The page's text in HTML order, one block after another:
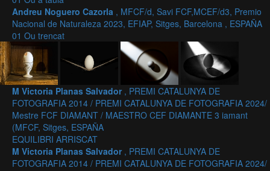
Andreu Noguero Cazorla , MFCF/d, Savi FCF,MCEF/d3, Premio
Nacional de Naturaleza 2023, EFIAP, Sitges, Barcelona , ESPAÑA
01 Ou trencat
M Victoria Planas Salvador , PREMI CATALUNYA DE
FOTOGRAFIA 2014 / PREMI CATALUNYA DE FOTOGRAFIA 2024/
Mestre FCF DIAMANT / MAESTRO CEF DIAMANTE 3 iamant
(MFCF, Sitges, ESPAÑA
EQUILIBRI ARRISCAT
M Victoria Planas Salvador , PREMI CATALUNYA DE
FOTOGRAFIA 2014 / PREMI CATALUNYA DE FOTOGRAFIA 2024/